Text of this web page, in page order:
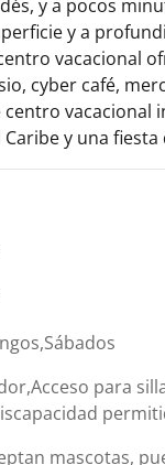
y a pocos
y a
vacacional
cyber café,
y una fiesta
para
mascotas,